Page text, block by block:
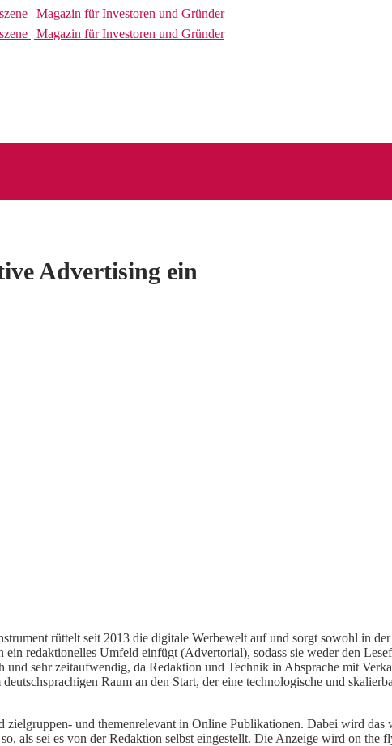
Advertising ein
rüttelt seit 2013 die digitale Werbewelt auf und sorgt sowohl in
redaktionelles Umfeld einfügt (Advertorial), sodass sie weder den
sehr zeitaufwendig, da Redaktion und Technik in Absprache mit
Raum an den Start, der eine technologische und
und themenrelevant in Online Publikationen. Dabei wird
als sei es von der Redaktion selbst eingestellt. Die Anzeige wird on